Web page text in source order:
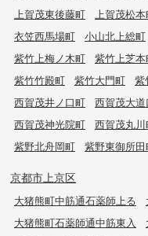
上賀茂東後藤町
上賀茂松本
衣笠西馬場町
小山北上総町
紫竹上梅ノ木町
紫竹上芝本
紫竹竹殿町
紫竹大門町 紫
西賀茂井ノ口町
西賀茂大
西賀茂神光院町
西賀茂丸川
紫野北舟岡町
紫野東御所田
京都市上京区
大猪熊町中筋通石薬師上る
大猪熊町石薬師通中筋東入